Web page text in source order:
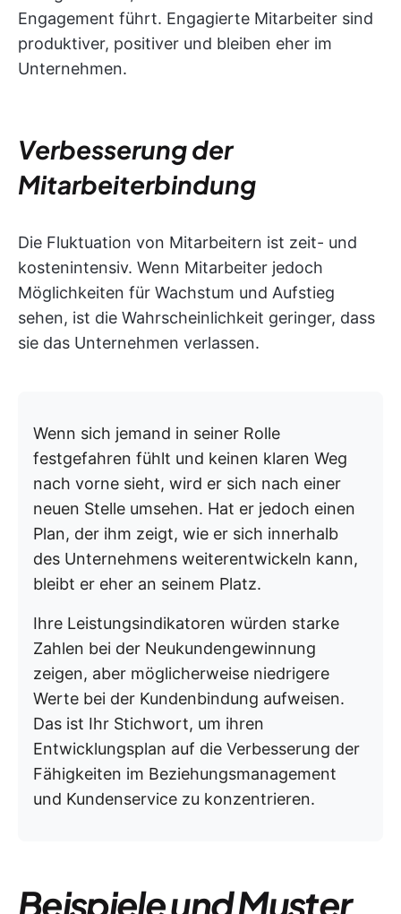
Engagement führt. Engagierte Mitarbeiter sind
produktiver, positiver und bleiben eher im
Unternehmen.
Verbesserung der
Mitarbeiterbindung
Die Fluktuation von Mitarbeitern ist zeit- und
kostenintensiv. Wenn Mitarbeiter jedoch
Möglichkeiten für Wachstum und Aufstieg
sehen, ist die Wahrscheinlichkeit geringer, dass
sie das Unternehmen verlassen.
Wenn sich jemand in seiner Rolle
festgefahren fühlt und keinen klaren Weg
nach vorne sieht, wird er sich nach einer
neuen Stelle umsehen. Hat er jedoch einen
Plan, der ihm zeigt, wie er sich innerhalb
des Unternehmens weiterentwickeln kann,
bleibt er eher an seinem Platz.
Ihre Leistungsindikatoren würden starke
Zahlen bei der Neukundengewinnung
zeigen, aber möglicherweise niedrigere
Werte bei der Kundenbindung aufweisen.
Das ist Ihr Stichwort, um ihren
Entwicklungsplan auf die Verbesserung der
Fähigkeiten im Beziehungsmanagement
und Kundenservice zu konzentrieren.
Beispiele und Muster